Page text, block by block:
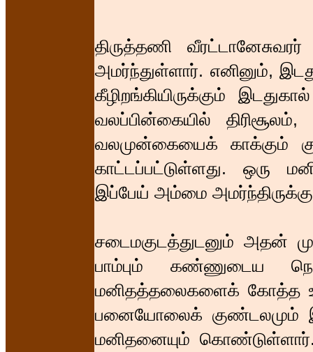
திருத்தணி வீரட்டானேசுவரர்
அமர்ந்துள்ளார். எனினும்,
கீழிறங்கியிருக்கும்
வலப்பின்கையில்
வலமுன்கையைக் காக்கும்
காட்டப்பட்டுள்ளது. ஒரு
இப்பேய் அம்மை
சடைமகுடத்துடனும் அதன்
பாம்பும் கண்ணுடைய
மனிதத்தலைகளைக் கோத்த
பனையோலைக் குண்டலமும்
மனிதனையும் கொண்டுள்ளார்.